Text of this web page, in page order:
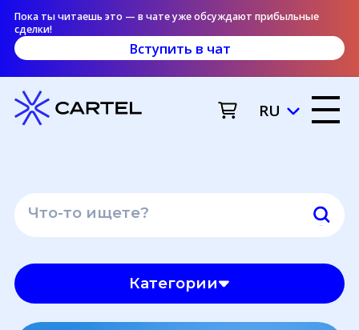
Пока ты читаешь это — в чате уже обсуждают прибыльные
сделки!
Вступить в чат
RU
Категории